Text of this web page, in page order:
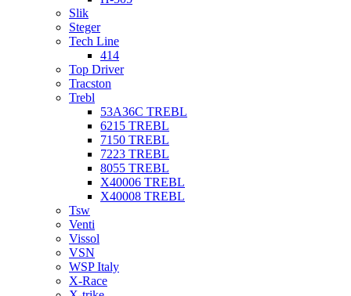
Slik
Steger
Tech Line
414
Top Driver
Tracston
Trebl
53A36C TREBL
6215 TREBL
7150 TREBL
7223 TREBL
8055 TREBL
X40006 TREBL
X40008 TREBL
Tsw
Venti
Vissol
VSN
WSP Italy
X-Race